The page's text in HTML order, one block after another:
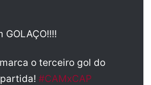
GOLAÇO!!!!
o terceiro gol do
#CAMxCAP